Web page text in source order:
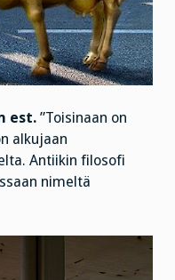
est. ”Toisinaan on
alkujaan
Antiikin filosofi
nimeltä